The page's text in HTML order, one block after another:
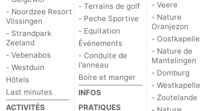
- Noordzee Resort
Vlissingen
- Strandpark
Zeeland
- Vebenabos
- Westduin
Hôtels
Last minutes
ACTIVITÉS
- Terrains de golf
- Peche Sportive
- Equitation
Événements
- Conduite de
l'anneau
Boire et manger
INFOS
PRATIQUES
- Veere
- Nature
Oranjezon
- Oostkapelle
- Nature de
Mantelingen
- Domburg
- Westkapelle
- Zoutelande